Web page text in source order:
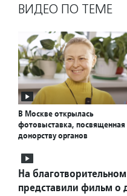
ВИДЕО ПО ТЕМЕ
В Москве открылась
фотовыставка, посвященная
донорству органов
На
представили фильм о